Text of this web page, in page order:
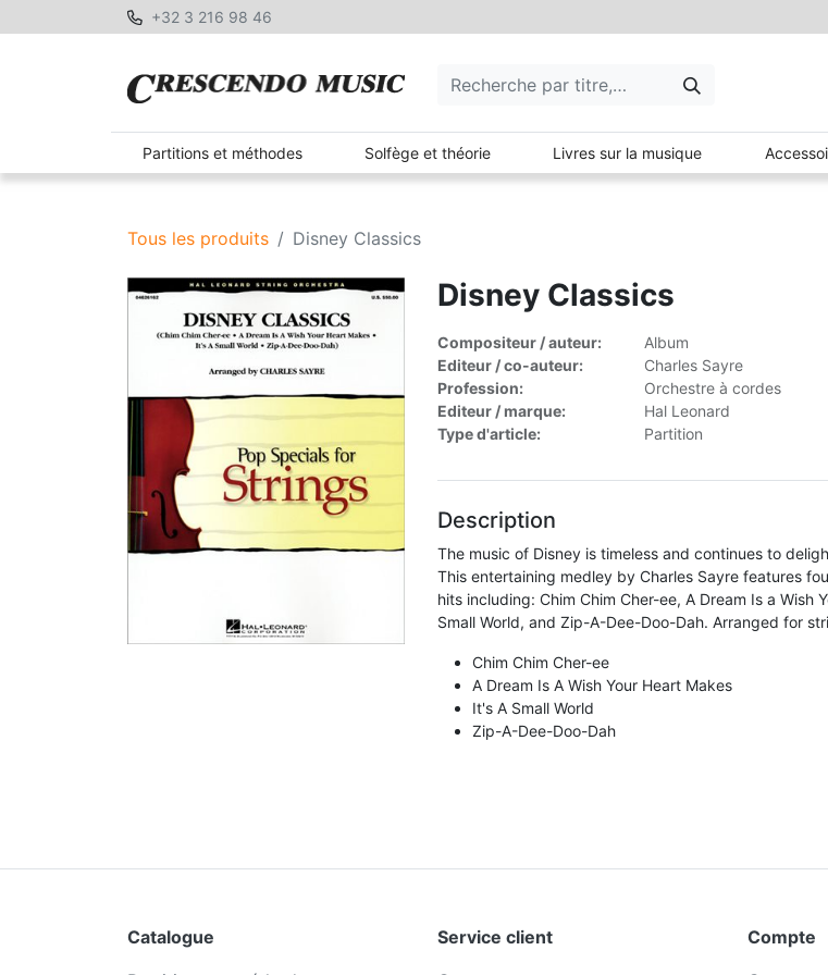
+32 3 216 98 46
Partitions et méthodes Solfège et théorie Livres sur la musique
Tous les produits Disney Classics
Disney Classics
Compositeur / auteur:
Album
Editeur / co-auteur:
Charles Sayre
Profession:
Orchestre à cordes
Editeur / marque:
Hal Leonard
Type d'article:
Partition
Description
The music of Disney is timeless and continues to
This entertaining medley by Charles Sayre features
hits including: Chim Chim Cher-ee, A Dream Is a Wish
Small World, and Zip-A-Dee-Doo-Dah. Arranged for
Chim Chim Cher-ee
A Dream Is A Wish Your Heart Makes
It's A Small World
Zip-A-Dee-Doo-Dah
Catalogue
Service client
Compte